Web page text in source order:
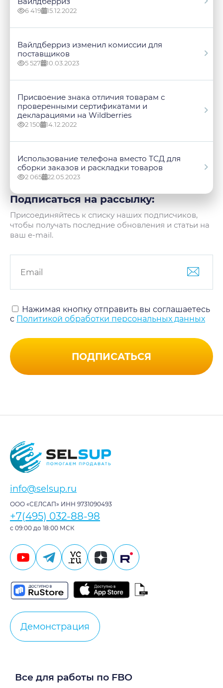
6 419 15.12.2022
Вайлдберриз изменил комиссии для
поставщиков
5 527 10.03.2023
Присвоение знака отличия товарам с
проверенными сертификатами и
декларациями на Wildberries
2 150 14.12.2022
Использование телефона вместо ТСД для
сборки заказов и раскладки товаров
2 065 22.05.2023
Подписаться на рассылку:
Присоединяйтесь к списку наших подписчиков,
чтобы получать последние обновления и статьи на
ваш e-mail.
Нажимая кнопку отправить вы соглашаетесь
с Политикой обработки персональных данных
ПОДПИСАТЬСЯ
info@selsup.ru
ООО «СЕЛСАП» ИНН 9731090493
+7(495) 032-88-98
с 09:00 до 18:00 МСК
Демонстрация
Все для работы по FBO